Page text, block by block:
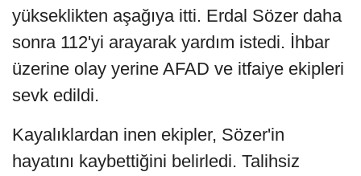
yükseklikten aşağıya itti. Erdal Sözer daha
sonra 112'yi arayarak yardım istedi. İhbar
üzerine olay yerine AFAD ve itfaiye ekipleri
sevk edildi.
Kayalıklardan inen ekipler, Sözer'in
hayatını kaybettiğini belirledi. Talihsiz